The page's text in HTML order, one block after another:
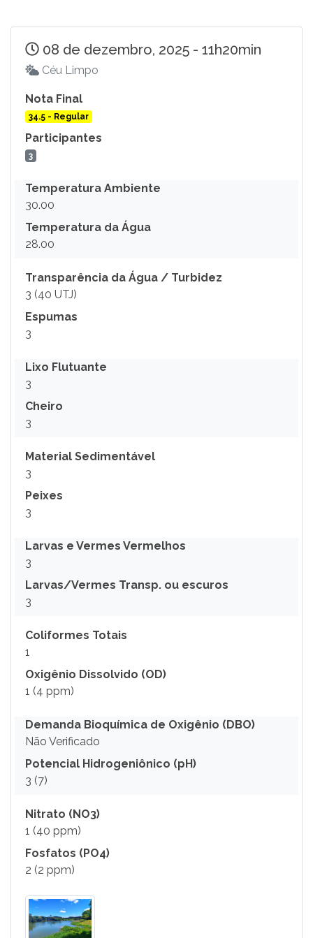
08 de dezembro, 2025 - 11h20min
Céu Limpo
Nota Final
34.5 - Regular
Participantes
3
Temperatura Ambiente
30.00
Temperatura da Água
28.00
Transparência da Água / Turbidez
3 (40 UTJ)
Espumas
3
Lixo Flutuante
3
Cheiro
3
Material Sedimentável
3
Peixes
3
Larvas e Vermes Vermelhos
3
Larvas/Vermes Transp. ou escuros
3
Coliformes Totais
1
Oxigênio Dissolvido (OD)
1 (4 ppm)
Demanda Bioquímica de Oxigênio (DBO)
Não Verificado
Potencial Hidrogeniônico (pH)
3 (7)
Nitrato (NO3)
1 (40 ppm)
Fosfatos (PO4)
2 (2 ppm)